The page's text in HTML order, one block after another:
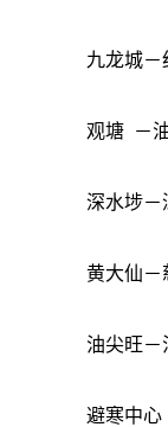
九龙城－
观塘 －
深水埗－
黄大仙－
油尖旺－
避寒中心